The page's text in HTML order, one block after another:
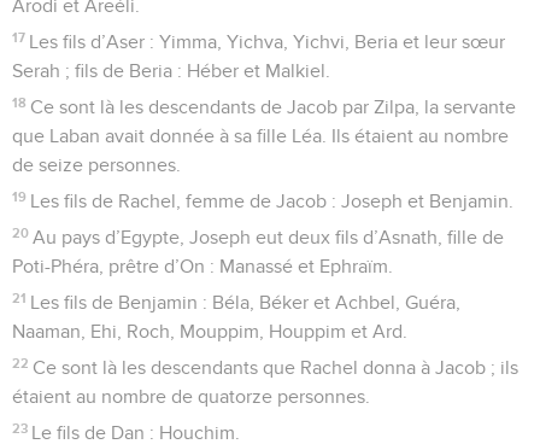
Arodi et Areéli.
17 Les fils d’Aser : Yimma, Yichva, Yichvi, Beria et leur sœur
Serah ; fils de Beria : Héber et Malkiel.
18 Ce sont là les descendants de Jacob par Zilpa, la servante
que Laban avait donnée à sa fille Léa. Ils étaient au nombre
de seize personnes.
19 Les fils de Rachel, femme de Jacob : Joseph et Benjamin.
20 Au pays d’Egypte, Joseph eut deux fils d’Asnath, fille de
Poti-Phéra, prêtre d’On : Manassé et Ephraïm.
21 Les fils de Benjamin : Béla, Béker et Achbel, Guéra,
Naaman, Ehi, Roch, Mouppim, Houppim et Ard.
22 Ce sont là les descendants que Rachel donna à Jacob ; ils
étaient au nombre de quatorze personnes.
23 Le fils de Dan : Houchim.